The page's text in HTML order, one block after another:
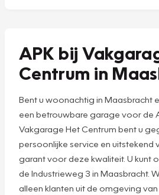
APK bij
Centrum in
Bent u woonachtig in Maasbracht
een betrouwbare garage voor de
Vakgarage Het Centrum bent u
persoonlijke service en uitstekend
garant voor deze kwaliteit. U kunt
de Industrieweg 3 in Maasbracht.
alleen klanten uit de omgeving